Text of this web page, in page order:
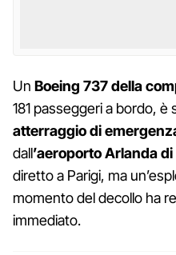
Un Boeing 737 della
181 passeggeri a bordo,
atterraggio di
dall’aeroporto Arlanda
diretto a Parigi, ma
momento del decollo ha
immediato.